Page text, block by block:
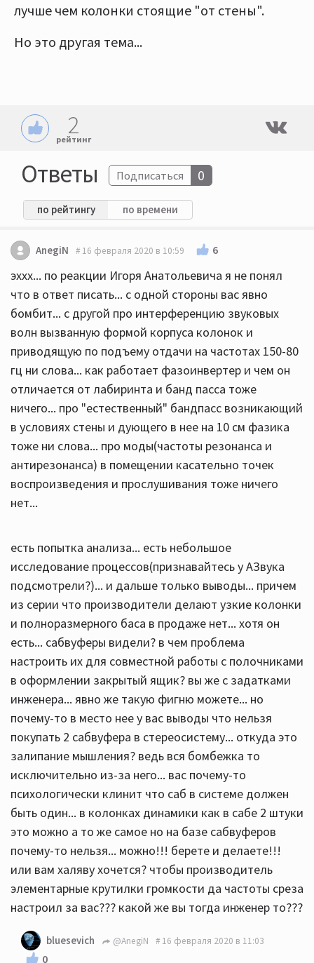
лучше чем колонки стоящие "от стены".
Но это другая тема...
2
рейтинг
Ответы Подписаться 0
по рейтингу по времени
AnegiN 16 февраля 2020 в 10:59 6
эххх... по реакции Игоря Анатольевича я не понял
что в ответ писать... с одной стороны вас явно
бомбит... с другой про интерференцию звуковых
волн вызванную формой корпуса колонок и
приводящую по подъему отдачи на частотах 150-80
гц ни слова... как работает фазоинвертер и чем он
отличается от лабиринта и банд пасса тоже
ничего... про "естественный" бандпасс возникающий
в условиях стены и дующего в нее на 10 см фазика
тоже ни слова... про моды(частоты резонанса и
антирезонанса) в помещении касательно точек
воспроизведения и прослушивания тоже ничего
нет...
есть попытка анализа... есть небольшое
исследование процессов(признавайтесь у АЗвука
подсмотрели?)... и дальше только выводы... причем
из серии что производители делают узкие колонки
и полноразмерного баса в продаже нет... хотя он
есть... сабвуферы видели? в чем проблема
настроить их для совместной работы с полочниками
в оформлении закрытый ящик? вы же с задатками
инженера... явно же такую фигню можете... но
почему-то в место нее у вас выводы что нельзя
покупать 2 сабвуфера в стереосистему... откуда это
залипание мышления? ведь вся бомбежка то
исключительно из-за него... вас почему-то
психологически клинит что саб в системе должен
быть один... в колонках динамики как в сабе 2 штуки
это можно а то же самое но на базе сабвуферов
почему-то нельзя... можно!!! берете и делаете!!!
или вам халяву хочется? чтобы производитель
элементарные крутилки громкости да частоты среза
настроил за вас??? какой же вы тогда инженер то???
bluesevich @AnegiN 16 февраля 2020 в 11:03
0